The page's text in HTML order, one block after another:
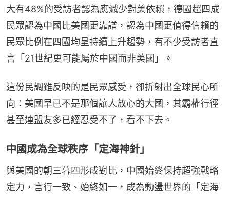
大有48%的受訪者認為應減少對美依賴，德國超四成
民眾認為中國比美國更靠譜，認為中國更值得信賴的
民眾比例在四國均呈持續上升趨勢，有不少受訪者直
言「21世紀更可能屬於中國而非美國」。
這份民調雖反映的是民眾感受，卻折射出全球民心所
向：美國早已不是那個讓人放心的大國，其霸權行徑
甚至連盟友多已經忍受不了，看不下去。
中國成為全球秩序「定海神針」
與美國的朝三暮四形成對比，中國始終保持超強戰略
定力，言行一致、始終如一，成為動盪世界的「定海